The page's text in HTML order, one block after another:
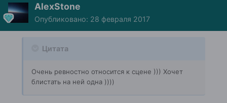
AlexStone
Опубликовано: 28 февраля 2017
Цитата
Очень ревностно относится к сцене ))) Хочет
блистать на ней одна ))))